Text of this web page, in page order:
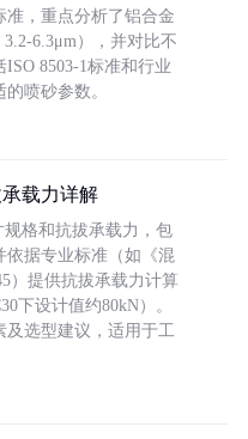
，重点分析了铝合金
6.3μm），并对比不
8503-1标准和行业
喷砂参数。
载力详解
格和抗拔承载力，包
依据专业标准（如《混
）提供抗拔承载力计算
下设计值约80kN）。
及选型建议，适用于工